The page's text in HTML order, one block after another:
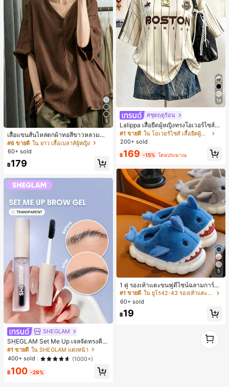
5
เสื้อแขนสั้นไหล่ตกผ้าทอสีขาวหลวมสำ
หรับผู้หญิง เหมาะสำหรับสไตล์โบฮีเมีย
นในฤดูร้อน
#6 ขายดี ใน ยาว เสื้อเบลาส์ผู้หญิง
60+ sold
฿179
SHEGLAM
SHEGLAM Set Me Up เจลจัดทรงคิ้ว
เครื่องสำอางแบรนด์ความงามและเมค
อัพสำหรับผู้หญิงและเด็กผู้หญิง
#1 ขายดี ใน SHEGLAM แต่งหน้า
400+ sold
(1000+)
฿100 -29%
19
#ชุดฤดูร้อน
Lalippa เสื้อยืดผู้หญิงทรงโอเวอร์ไซส์ค
วามยาวกลาง คอกลม ไหล่ตก ลายพิมพ์
ตัวอักษรและลายทางแนวตั้ง สไตล์แฟชั่
#1 ขายดี
ใน โอเวอร์ไซส์ เสื้อยืดผู้หญิง
200+ sold
฿169 -15% โดยประมาณ
5
1 คู่ รองเท้าแตะขนฟูดีไซน์ฉลามการ์ตู
น น่ารักและสนุกสนาน เหมาะสำหรับฤดู
ใบไม้ร่วง/ฤดูหนาว รองเท้าแตะยูนิเซ็ก
ซ์เหล่านี้สามารถสวมใส่ได้ทั้งในร่มและ
กลางแจ้ง ช่วยให้เท้าของคุณอบอุ่นและ
สบาย ทำให้เป็นของตกแต่งบ้านส่วนตัว
#1 ขายดี
ใน ยูโร42-43 รองเท้าแตะใส่ในบ้าน
60+ sold
฿19